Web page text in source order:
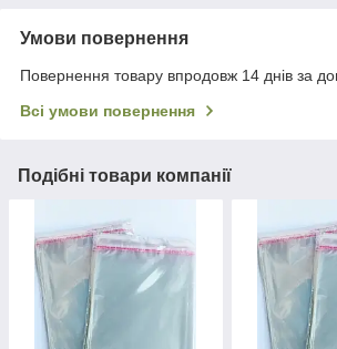
Умови повернення
Повернення товару впродовж 14 днів за
Всі умови повернення
Подібні товари компанії